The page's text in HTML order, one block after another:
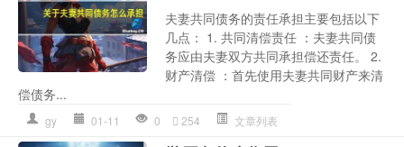
夫妻共同债务的责任承担主要包括以下
几点： 1. 共同清偿责任 ：夫妻共同债
务应由夫妻双方共同承担偿还责任。 2.
财产清偿 ：首先使用夫妻共同财产来清
偿债务...
gy 01-11 0 254 文章列表